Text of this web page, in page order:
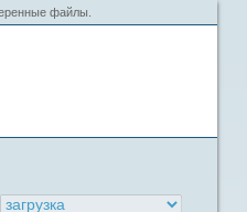
файлы.